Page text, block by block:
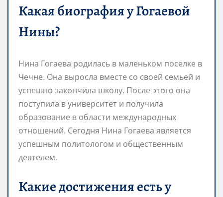
Какая биография у Гогаевой
Нины?
Нина Гогаева родилась в маленьком поселке в
Чечне. Она выросла вместе со своей семьей и
успешно закончила школу. После этого она
поступила в университет и получила
образование в области международных
отношений. Сегодня Нина Гогаева является
успешным политологом и общественным
деятелем.
Какие достижения есть у